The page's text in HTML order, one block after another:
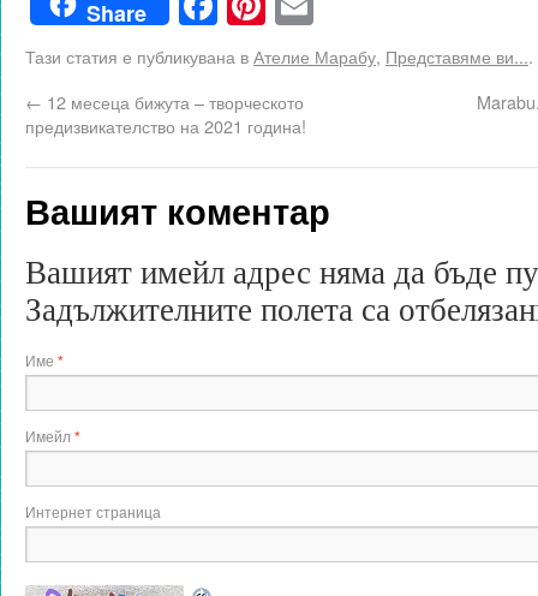
Share
Тази статия е публикувана вАтелие Марабу, Представяме ви....
← 12 месеца бижута – творческото
предизвикателство на 2021 година!
Вашият коментар
Вашият имейл адрес няма да бъде
Задължителните полета са
Име *
Имейл *
Интернет страница